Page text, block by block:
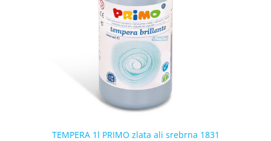
TEMPERA 1l PRIMO zlata ali srebrna 1831